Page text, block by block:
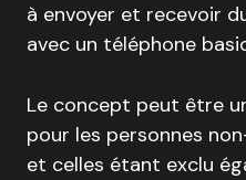
à envoyer et recevoir
avec un téléphone
Le concept peut être
pour les personnes
et celles étant exclu